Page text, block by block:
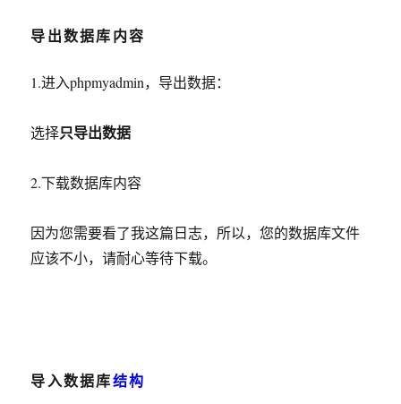
导出数据库内容
1.进入phpmyadmin，导出数据：
选择只导出数据
2.下载数据库内容
因为您需要看了我这篇日志，所以，您的数据库文件
应该不小，请耐心等待下载。
导入数据库结构